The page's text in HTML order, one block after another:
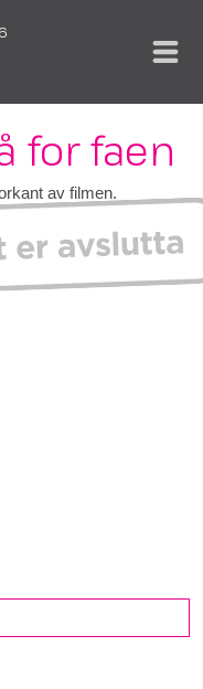
for faen
av filmen.